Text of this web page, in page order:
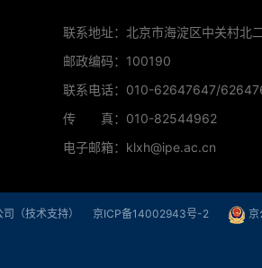
联系地址：北京市海淀区中关村北
邮政编码：100190
联系电话：010-62647647/
传 真：010-82544962
电子邮箱：klxh@ipe.ac.cn
（技术支持） 京ICP备14002943号-2 京